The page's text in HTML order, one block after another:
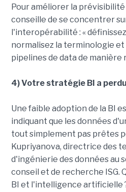
Pour améliorer la prévisibilité
conseille de se concentrer
l'interopérabilité : «
normalisez la terminologie et
pipelines de data de manière
4) Votre stratégie BI a
Une faible adoption de la BI
indiquant que les données
tout simplement pas prêtes
Kupriyanova, directrice des
d'ingénierie des données au
conseil et de recherche ISG.
BI et l'intelligence artificielle